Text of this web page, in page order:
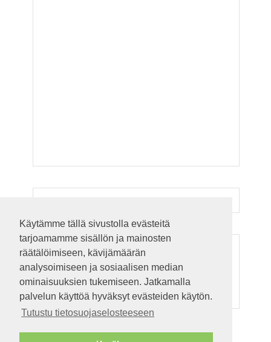
Käytämme tällä sivustolla evästeitä
tarjoamamme sisällön ja mainosten
räätälöimiseen, kävijämäärän
analysoimiseen ja sosiaalisen median
ominaisuuksien tukemiseen. Jatkamalla
palvelun käyttöä hyväksyt evästeiden käytön.
Tutustu tietosuojaselosteeseen
ADS